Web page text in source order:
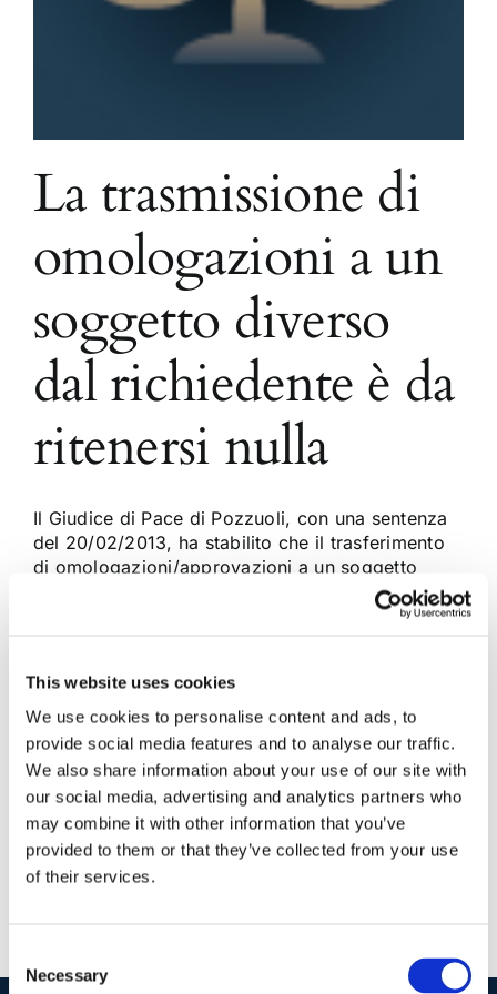
This website uses cookies
We use cookies to personalise content and ads, to
provide social media features and to analyse our traffic.
We also share information about your use of our site with
our social media, advertising and analytics partners who
may combine it with other information that you’ve
provided to them or that they’ve collected from your use
of their services.
Selection
Necessary
La trasmissione di
omologazioni a un
soggetto diverso
dal richiedente è da
ritenersi nulla
Il Giudice di Pace di Pozzuoli, con una sentenza
del 20/02/2013, ha stabilito che il trasferimento
di omologazioni/approvazioni a un soggetto
diverso dal titolare/richiedente si deve ritenere
nullo. Infatti, il regolamento di esecuzione al
2 Aprile 2013 | Articoli,Diritto civile | 0 Commenti
Continua a leggere